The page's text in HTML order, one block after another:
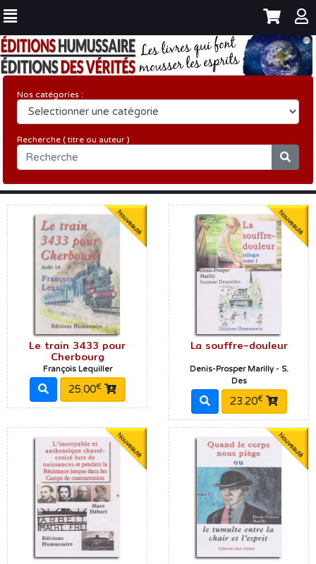
Nos catégories :
Recherche ( titre ou auteur )
Le train 3433 pour
Cherbourg
François Lequiller
25.00€
La souffre-douleur
Denis-Prosper Marilly - S.
Des
23.20€